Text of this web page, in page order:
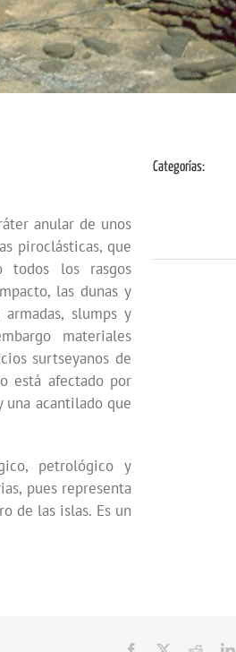
anular de unos
piroclásticas, que
todos los rasgos
las dunas y
slumps y
materiales
surtseyanos de
está afectado por
acantilado que
petrológico y
pues representa
de las islas. Es un
Categorías:
Facebook Reddit